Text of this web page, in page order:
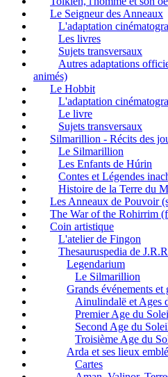
Le Seigneur des Anneaux
L'adaptation
Les livres
Sujets transversaux
Autres adaptations
animés)
Le Hobbit
L'adaptation
Le livre
Sujets transversaux
Silmarillion - Récits des
Le Silmarillion
Les Enfants de Húrin
Contes et Légendes
Histoire de la Terre du
Les Anneaux de Pouvoir
The War of the Rohirrim
Coin artistique
L'atelier de Fingon
Thesauruspedia de
Legendarium
Le Silmarillion
Grands événements et
Ainulindalë et Ages
Premier Age du
Second Age du
Troisième Age du
Arda et ses lieux
Cartes